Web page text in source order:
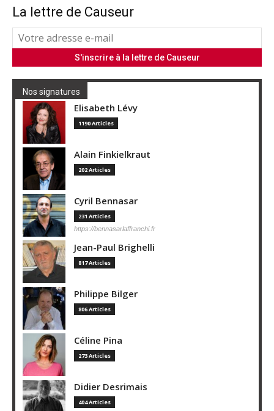
La lettre de Causeur
Nos signatures
Elisabeth Lévy
1190 Articles
Alain Finkielkraut
202 Articles
Cyril Bennasar
231 Articles
https://bennasarlaffranchi.fr
Jean-Paul Brighelli
817 Articles
Philippe Bilger
806 Articles
Céline Pina
273 Articles
Didier Desrimais
404 Articles